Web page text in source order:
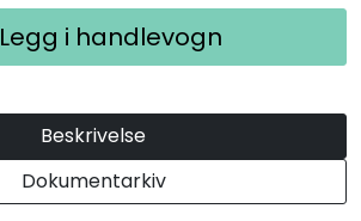
Legg i handlevogn
Beskrivelse
Dokumentarkiv